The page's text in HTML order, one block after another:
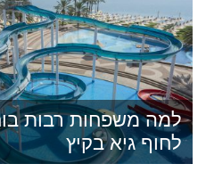
למה משפחות רבות
לחוף גיא בקיץ